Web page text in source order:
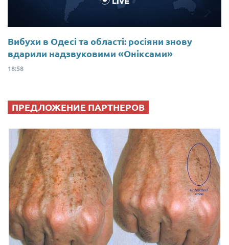
Вибухи в Одесі та області: росіяни знову
вдарили надзвуковими «Оніксами»
18:58
ПРЕДЛОЖЕНИЕ ПАРТНЕРОВ